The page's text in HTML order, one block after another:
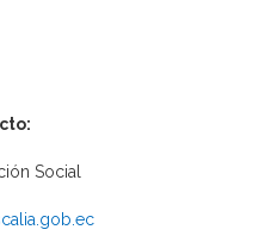
Social